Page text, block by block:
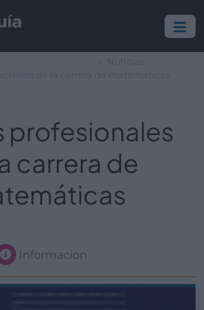
profesionales
carrera de
Información